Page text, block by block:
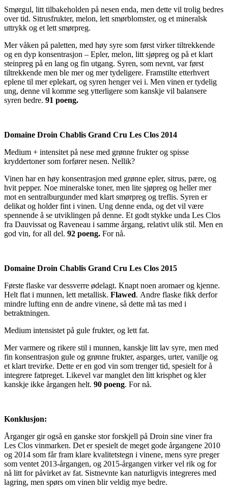
Smørgul, litt tilbakeholden på nesen enda, men dette vil trolig bedres
over tid. Sitrusfrukter, melon, lett smørblomster, og et mineralsk
uttrykk og et lett smørpreg.
Mer våken på paletten, med høy syre som først virker tiltrekkende
og en dyp konsentrasjon – Epler, melon, litt sjøpreg og på et klart
steinpreg på en lang og fin utgang. Syren, som nevnt, var først
tiltrekkende men ble mer og mer tydeligere. Framstilte etterhvert
eplene til mer eplekart, og syren henger vei i. Men vinen er tydelig
ung, denne vil komme seg ytterligere som kanskje vil balansere
syren bedre. 91 poeng.
Domaine Droin Chablis Grand Cru Les Clos 2014
Medium + intensitet på nese med grønne frukter og spisse
kryddertoner som forfører nesen. Nellik?
Vinen har en høy konsentrasjon med grønne epler, sitrus, pære, og
hvit pepper. Noe mineralske toner, men lite sjøpreg og heller mer
mot en sentralburgunder med klart smørpreg og treflis. Syren er
delikat og holder fint i vinen. Ung denne enda, og det vil være
spennende å se utviklingen på denne. Et godt stykke unda Les Clos
fra Dauvissat og Raveneau i samme årgang, relativt ulik stil. Men en
god vin, for all del. 92 poeng. For nå.
Domaine Droin Chablis Grand Cru Les Clos 2015
Første flaske var dessverre ødelagt. Knapt noen aromaer og kjenne.
Helt flat i munnen, lett metallisk. Flawed. Andre flaske fikk derfor
mindre lufting enn de andre vinene, så dette må tas med i
betraktningen.
Medium intensistet på gule frukter, og lett fat.
Mer varmere og rikere stil i munnen, kanskje litt lav syre, men med
fin konsentrasjon gule og grønne frukter, asparges, urter, vanilje og
et klart trevirke. Dette er en god vin som trenger tid, spesielt for å
integrere fatpreget. Likevel var manglet den litt krisphet og kler
kanskje ikke årgangen helt. 90 poeng. For nå.
Konklusjon:
Årganger gir også en ganske stor forskjell på Droin sine viner fra
Les Clos vinmarken. Det er spesielt de meget gode årgangene 2010
og 2014 som får fram klare kvalitetstegn i vinene, mens syre preger
som ventet 2013-årgangen, og 2015-årgangen virker vel rik og for
nå litt for påvirket av fat. Sistnevnte kan naturligvis integreres med
lagring, men spørs om vinen blir veldig mye bedre.